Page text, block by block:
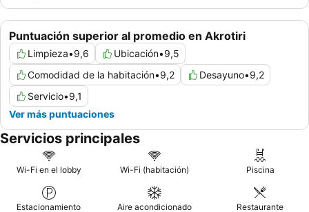
Puntuación superior al promedio en Akrotiri
Limpieza•9,6 Ubicación•9,5
Comodidad de la habitación•9,2 Desayuno•9,2
Servicio•9,1
Ver más puntuaciones
Servicios principales
Wi-Fi en el lobby Wi-Fi (habitación) Piscina
Estacionamiento Aire acondicionado Restaurante